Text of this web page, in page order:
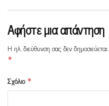
Αφήστε μια απάντηση
Η ηλ. διεύθυνση σας δεν δημοσιεύεται.
*
Σχόλιο *